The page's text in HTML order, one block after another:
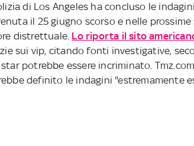
di Los Angeles ha concluso le
il 25 giugno scorso e nelle
distrettuale. Lo riporta il sito
sui vip, citando fonti investigative,
potrebbe essere incriminato.
definito le indagini "estremamente